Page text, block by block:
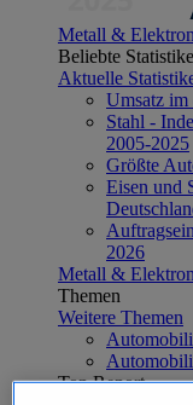
Metall &
Beliebte
Aktuelle
Umsatz im
Stahl -
2005-2025
Größte
Eisen und
2026
Metall &
Themen
Weitere Themen
Top Report